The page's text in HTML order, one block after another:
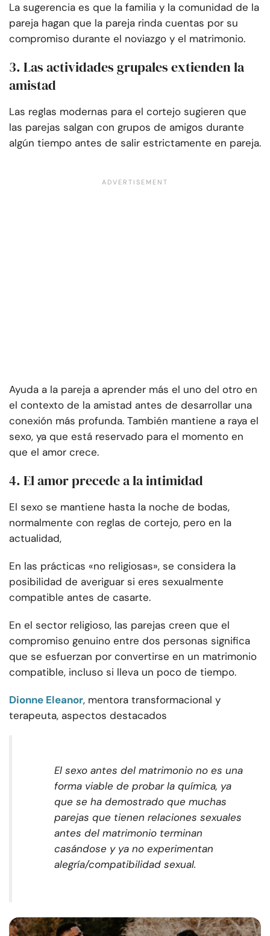
La sugerencia es que la familia y la comunidad de la
pareja hagan que la pareja rinda cuentas por su
compromiso durante el noviazgo y el matrimonio.
3. Las actividades grupales extienden la
amistad
Las reglas modernas para el cortejo sugieren que
las parejas salgan con grupos de amigos durante
algún tiempo antes de salir estrictamente en pareja.
Ayuda a la pareja a aprender más el uno del otro en
el contexto de la amistad antes de desarrollar una
conexión más profunda. También mantiene a raya el
sexo, ya que está reservado para el momento en
que el amor crece.
4. El amor precede a la intimidad
El sexo se mantiene hasta la noche de bodas,
normalmente con reglas de cortejo, pero en la
actualidad,
En las prácticas «no religiosas», se considera la
posibilidad de averiguar si eres sexualmente
compatible antes de casarte.
En el sector religioso, las parejas creen que el
compromiso genuino entre dos personas significa
que se esfuerzan por convertirse en un matrimonio
compatible, incluso si lleva un poco de tiempo.
Dionne Eleanor, mentora transformacional y
terapeuta, aspectos destacados
El sexo antes del matrimonio no es una
forma viable de probar la química, ya
que se ha demostrado que muchas
parejas que tienen relaciones sexuales
antes del matrimonio terminan
casándose y ya no experimentan
alegría/compatibilidad sexual.